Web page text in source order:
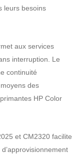
leurs besoins
aux services
interruption. Le
continuité
des
HP Color
et CM2320 facilite